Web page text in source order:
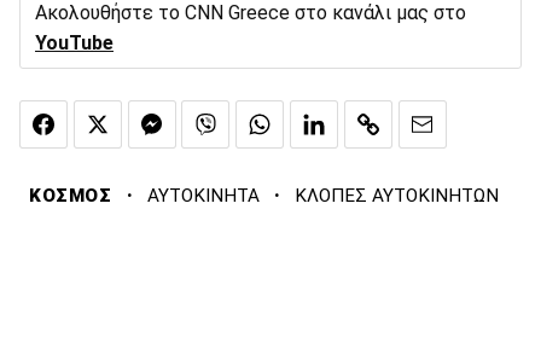
Ακολουθήστε το CNN Greece στο κανάλι μας στο
YouTube
ΚΟΣΜΟΣ · ΑΥΤΟΚΙΝΗΤΑ · ΚΛΟΠΕΣ ΑΥΤΟΚΙΝΗΤΩΝ